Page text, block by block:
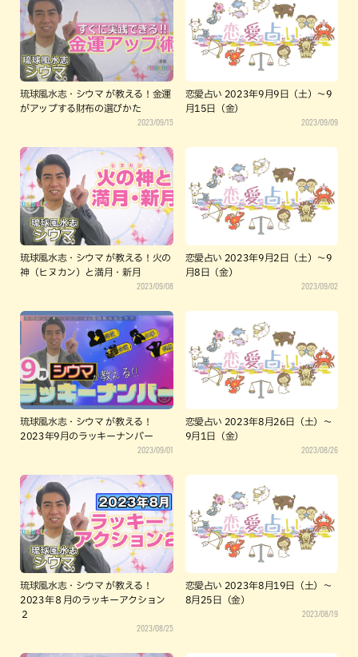
琉球風水志・シウマ が教える！金運
がアップする財布の選びかた
2023/09/15
恋愛占い 2023年9月9日（土）～9
月15日（金）
2023/09/09
琉球風水志・シウマ が教える！火の
神（ヒヌカン）と満月・新月
2023/09/08
恋愛占い 2023年9月2日（土）～9
月8日（金）
2023/09/02
琉球風水志・シウマ が教える！
2023年9月のラッキーナンバー
2023/09/01
恋愛占い 2023年8月26日（土）～
9月1日（金）
2023/08/26
琉球風水志・シウマ が教える！
2023年８月のラッキーアクション
２
2023/08/25
恋愛占い 2023年8月19日（土）～
8月25日（金）
2023/08/19